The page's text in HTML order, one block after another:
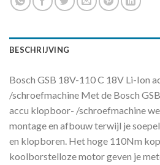
BESCHRIJVING
Bosch GSB 18V-110 C 18V Li-Ion
/schroefmachine Met de Bosch
accu klopboor- /schroefmachine
montage en afbouw terwijl je
en klopboren. Het hoge 110Nm
koolborstelloze motor geven je